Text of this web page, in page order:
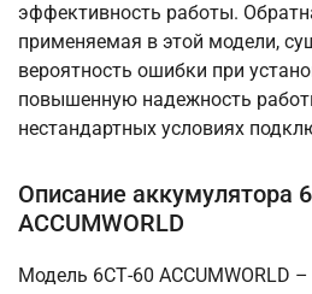
эффективность работы.
применяемая в этой модели,
вероятность ошибки при
повышенную надежность
нестандартных условиях
Описание аккумулятора
ACCUMWORLD
Модель 6СТ-60 ACCUMWORLD